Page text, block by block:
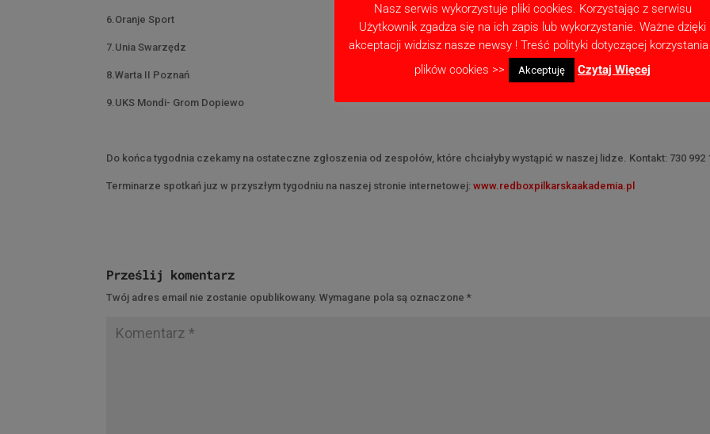
6.Oranje Sport
7.Unia Swarzędz
8.Warta II Poznań
9.UKS Mondi- Grom Dopiewo
Do końca tygodnia czekamy na ostateczne zgłoszenia od zespołów, które chciałyby wystąpić w naszej lidze. Kontakt: 730 992
Terminarze spotkań juz w przyszłym tygodniu na naszej stronie internetowej: www.redboxpilkarskaakademia.pl
Prześlij komentarz
Twój adres email nie zostanie opublikowany. Wymagane pola są oznaczone*
Nasz serwis wykorzystuje pliki cookies. Korzystając z serwisu
Użytkownik zgadza się na ich zapis lub wykorzystanie. Ważne dzięki
akceptacji widzisz nasze newsy ! Treść polityki dotyczącej
plików cookies >>
Akceptuję Czytaj Więcej